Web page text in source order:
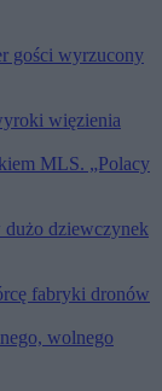
gości wyrzucony
więzienia
MLS. „Polacy
dziewczynek
fabryki dronów
wolnego